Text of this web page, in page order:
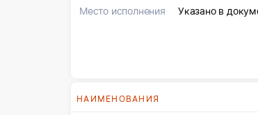
Место исполнения Указано в
НАИМЕНОВАНИЯ